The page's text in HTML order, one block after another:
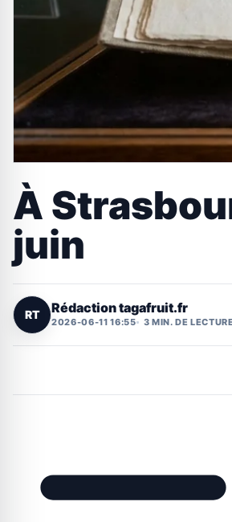
À
juin
RT Rédaction tagafruit.fr
2026-06-11 16:55 3 MIN. DE